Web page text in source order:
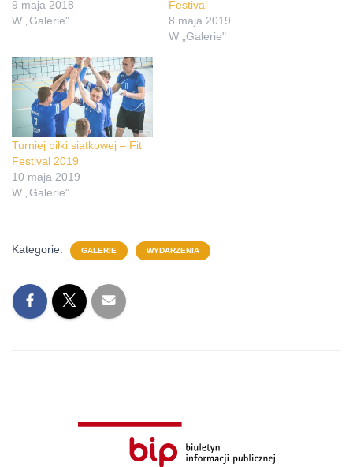
9 maja 2018
W „Galerie"
Festival
8 maja 2019
W „Galerie"
Turniej piłki siatkowej – Fit
Festival 2019
10 maja 2019
W „Galerie"
Kategorie: GALERIE WYDARZENIA